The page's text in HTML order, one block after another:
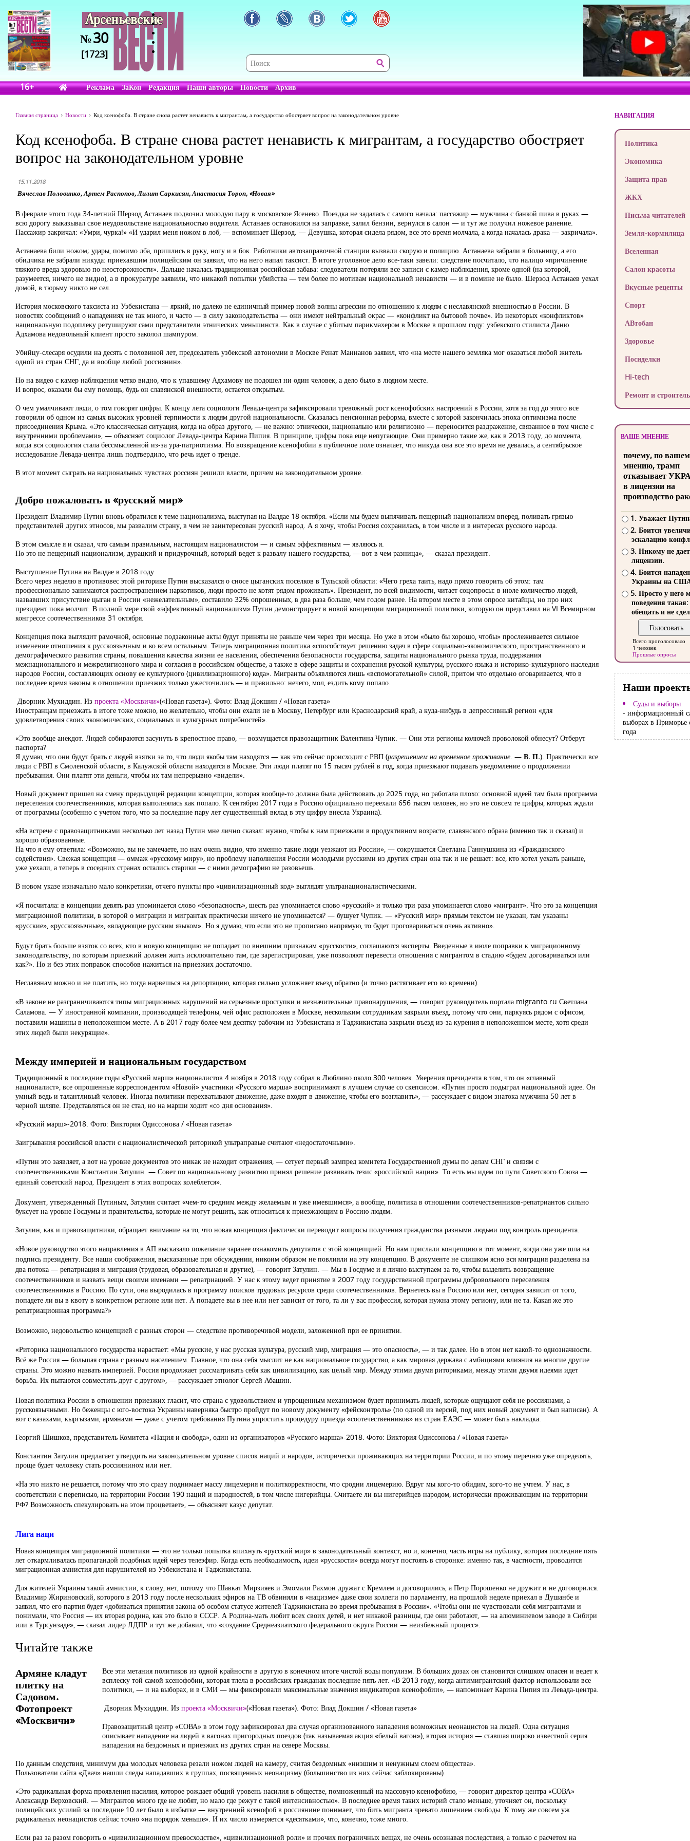
№30
[1723]
16+ Реклама ЗаКон Редакция Наши авторы Новости Архив
Главная страница Новости Код ксенофоба. В стране снова растет ненависть к мигрантам, а государство обостряет вопрос на законодательном уровне
Код ксенофоба. В стране снова растет ненависть к мигрантам, а государство обостряет
вопрос на законодательном уровне
15.11.2018
Вячеслав Половинко, Артем Распопов, Лилит Саркисян, Анастасия Тороп, «Новая»
В феврале этого года 34-летний Шерзод Астанаев подвозил молодую пару в московское Ясенево. Поездка не задалась с самого начала: пассажир — мужчина с банкой пива в руках —
всю дорогу выказывал свое неудовольствие национальностью водителя. Астанаев остановился на заправке, залил бензин, вернулся в салон — и тут же получил ножевое ранение.
Пассажир закричал: «Умри, чурка!» «И ударил меня ножом в лоб, — вспоминает Шерзод. — Девушка, которая сидела рядом, все это время молчала, а когда началась драка — закричала».
Астанаева били ножом; удары, помимо лба, пришлись в руку, ногу и в бок. Работники автозаправочной станции вызвали скорую и полицию. Астанаева забрали в больницу, а его
обидчика не забрали никуда: приехавшим полицейским он заявил, что на него напал таксист. В итоге уголовное дело все-таки завели: следствие посчитало, что налицо «причинение
тяжкого вреда здоровью по неосторожности». Дальше началась традиционная российская забава: следователи потеряли все записи с камер наблюдения, кроме одной (на которой,
разумеется, ничего не видно), а в прокуратуре заявили, что никакой попытки убийства — тем более по мотивам национальной ненависти — и в помине не было. Шерзод Астанаев уехал
домой, в тюрьму никто не сел.
История московского таксиста из Узбекистана — яркий, но далеко не единичный пример новой волны агрессии по отношению к людям с неславянской внешностью в России. В
новостях сообщений о нападениях не так много, и часто — в силу законодательства — они имеют нейтральный окрас — «конфликт на бытовой почве». Из некоторых «конфликтов»
национальную подоплеку ретушируют сами представители этнических меньшинств. Как в случае с убитым парикмахером в Москве в прошлом году: узбекского стилиста Даню
Адхамова недовольный клиент просто заколол шампуром.
Убийцу-слесаря осудили на десять с половиной лет, председатель узбекской автономии в Москве Ренат Маннанов заявил, что «на месте нашего земляка мог оказаться любой житель
одной из стран СНГ, да и вообще любой россиянин».
Но на видео с камер наблюдения четко видно, что к упавшему Адхамову не подошел ни один человек, а дело было в людном месте.
И вопрос, оказали бы ему помощь, будь он славянской внешности, остается открытым.
О чем умалчивают люди, о том говорят цифры. К концу лета социологи Левада-центра зафиксировали тревожный рост ксенофобских настроений в России, хотя за год до этого все
говорили об одном из самых высоких уровней терпимости к людям другой национальности. Сказалась пенсионная реформа, вместе с которой закончилась эпоха оптимизма после
присоединения Крыма. «Это классическая ситуация, когда на образ другого, — не важно: этнически, национально или религиозно — переносится раздражение, связанное в том числе с
внутренними проблемами», — объясняет социолог Левада-центра Карина Пипия. В принципе, цифры пока еще непугающие. Они примерно такие же, как в 2013 году, до момента,
когда вся социология стала бессмысленной из-за ура-патриотизма. Но возвращение ксенофобии в публичное поле означает, что никуда она все это время не девалась, а сентябрьское
исследование Левада-центра лишь подтвердило, что речь идет о тренде.
В этот момент сыграть на национальных чувствах россиян решили власти, причем на законодательном уровне.
Добро пожаловать в «русский мир»
Президент Владимир Путин вновь обратился к теме национализма, выступая на Валдае 18 октября. «Если мы будем выпячивать пещерный национализм вперед, поливать грязью
представителей других этносов, мы развалим страну, в чем не заинтересован русский народ. А я хочу, чтобы Россия сохранилась, в том числе и в интересах русского народа.
В этом смысле я и сказал, что самым правильным, настоящим националистом — и самым эффективным — являюсь я.
Но это не пещерный национализм, дурацкий и придурочный, который ведет к развалу нашего государства, — вот в чем разница», — сказал президент.
Выступление Путина на Валдае в 2018 году
Всего через неделю в противовес этой риторике Путин высказался о сносе цыганских поселков в Тульской области: «Чего греха таить, надо прямо говорить об этом: там
профессионально занимаются распространением наркотиков, люди просто не хотят рядом проживать». Президент, по всей видимости, читает соцопросы: в июле количество людей,
назвавших присутствие цыган в России «нежелательным», составило 32% опрошенных, в два раза больше, чем годом ранее. На втором месте в этом опросе китайцы, но про них
президент пока молчит. В полной мере свой «эффективный национализм» Путин демонстрирует в новой концепции миграционной политики, которую он представил на VI Всемирном
конгрессе соотечественников 31 октября.
Концепция пока выглядит рамочной, основные подзаконные акты будут приняты не раньше чем через три месяца. Но уже в этом «было бы хорошо, чтобы» прослеживается сильное
изменение отношения к русскоязычным и ко всем остальным. Теперь миграционная политика «способствует решению задач в сфере социально-экономического, пространственного и
демографического развития страны, повышения качества жизни ее населения, обеспечения безопасности государства, защиты национального рынка труда, поддержания
межнационального и межрелигиозного мира и согласия в российском обществе, а также в сфере защиты и сохранения русской культуры, русского языка и историко-культурного наследия
народов России, составляющих основу ее культурного (цивилизационного) кода». Мигранты объявляются лишь «вспомогательной» силой, притом что отдельно оговаривается, что в
последнее время законы в отношении приезжих только ужесточились — и правильно: нечего, мол, ездить кому попало.
Дворник Мухиддин. Из проекта «Москвичи»(«Новая газета»). Фото: Влад Докшин / «Новая газета»
Иностранцам приезжать в итоге тоже можно, но желательно, чтобы они ехали не в Москву, Петербург или Краснодарский край, а куда-нибудь в депрессивный регион «для
удовлетворения своих экономических, социальных и культурных потребностей».
«Это вообще анекдот. Людей собираются засунуть в крепостное право, — возмущается правозащитник Валентина Чупик. — Они эти регионы колючей проволокой обнесут? Отберут
паспорта?
Я думаю, что они будут брать с людей взятки за то, что люди якобы там находятся — как это сейчас происходит с РВП (разрешением на временное проживание. — В. П.). Практически все
люди с РВП в Смоленской области, в Калужской области находятся в Москве. Эти люди платят по 15 тысяч рублей в год, когда приезжают подавать уведомление о продолжении
пребывания. Они платят эти деньги, чтобы их там непрерывно «видели».
Новый документ пришел на смену предыдущей редакции концепции, которая вообще-то должна была действовать до 2025 года, но работала плохо: основной идеей там была программа
переселения соотечественников, которая выполнялась как попало. К сентябрю 2017 года в Россию официально переехали 656 тысяч человек, но это не совсем те цифры, которых ждали
от программы (особенно с учетом того, что за последние пару лет существенный вклад в эту цифру внесла Украина).
«На встрече с правозащитниками несколько лет назад Путин мне лично сказал: нужно, чтобы к нам приезжали в продуктивном возрасте, славянского образа (именно так и сказал) и
хорошо образованные.
На что я ему ответила: «Возможно, вы не замечаете, но нам очень видно, что именно такие люди уезжают из России», — сокрушается Светлана Ганнушкина из «Гражданского
содействия». Свежая концепция — оммаж «русскому миру», но проблему наполнения России молодыми русскими из других стран она так и не решает: все, кто хотел уехать раньше,
уже уехали, а теперь в соседних странах остались старики — с ними демографию не разовьешь.
В новом указе изначально мало конкретики, отчего пункты про «цивилизационный код» выглядят ультранационалистическими.
«Я посчитала: в концепции девять раз упоминается слово «безопасность», шесть раз упоминается слово «русский» и только три раза упоминается слово «мигрант». Что это за концепция
миграционной политики, в которой о миграции и мигрантах практически ничего не упоминается? — бушует Чупик. — «Русский мир» прямым текстом не указан, там указаны
«русские», «русскоязычные», «владеющие русским языком». Но я думаю, что если это не прописано напрямую, то будет проговариваться очень активно».
Будут брать больше взяток со всех, кто в новую концепцию не попадает по внешним признакам «русскости», соглашаются эксперты. Введенные в июле поправки к миграционному
законодательству, по которым приезжий должен жить исключительно там, где зарегистрирован, уже позволяют перевести отношения с мигрантом в стадию «будем договариваться или
как?». Но и без этих поправок способов нажиться на приезжих достаточно.
Неславянам можно и не платить, но тогда нарвешься на депортацию, которая сильно усложняет въезд обратно (и точно растягивает его во времени).
«В законе не разграничиваются типы миграционных нарушений на серьезные проступки и незначительные правонарушения, — говорит руководитель портала migranto.ru Светлана
Саламова. — У иностранной компании, производящей телефоны, чей офис расположен в Москве, нескольким сотрудникам закрыли въезд, потому что они, паркуясь рядом с офисом,
поставили машины в неположенном месте. А в 2017 году более чем десятку рабочим из Узбекистана и Таджикистана закрыли въезд из-за курения в неположенном месте, хотя среди
этих людей были некурящие».
Между империей и национальным государством
Традиционный в последние годы «Русский марш» националистов 4 ноября в 2018 году собрал в Люблино около 300 человек. Уверения президента в том, что он «главный
националист», все опрошенные корреспондентом «Новой» участники «Русского марша» воспринимают в лучшем случае со скепсисом. «Путин просто подыграл национальной идее. Он
умный ведь и талантливый человек. Иногда политики перехватывают движение, даже входят в движение, чтобы его возглавить», — рассуждает с видом знатока мужчина 50 лет в
черной шляпе. Представляться он не стал, но на марши ходит «со дня основания».
«Русский марш»-2018. Фото: Виктория Одиссонова / «Новая газета»
Заигрывания российской власти с националистической риторикой ультраправые считают «недостаточными».
«Путин это заявляет, а вот на уровне документов это никак не находит отражения, — сетует первый зампред комитета Государственной думы по делам СНГ и связям с
соотечественниками Константин Затулин. — Совет по национальному развитию принял решение развивать тезис «российской нации». То есть мы идем по пути Советского Союза —
единый советский народ. Президент в этих вопросах колеблется».
Документ, утвержденный Путиным, Затулин считает «чем-то средним между желаемым и уже имевшимся», а вообще, политика в отношении соотечественников-репатриантов сильно
буксует на уровне Госдумы и правительства, которые не могут решить, как относиться к приезжающим в Россию людям.
Затулин, как и правозащитники, обращает внимание на то, что новая концепция фактически переводит вопросы получения гражданства разными людьми под контроль президента.
«Новое руководство этого направления в АП высказало пожелание заранее ознакомить депутатов с этой концепцией. Но нам прислали концепцию в тот момент, когда она уже шла на
подпись президенту. Все наши соображения, высказанные при обсуждении, никоим образом не повлияли на эту концепцию. В документе не слишком ясно вся миграция разделена на
два потока — репатриация и миграция (трудовая, образовательная и другие), — говорит Затулин. — Мы в Госдуме и я лично выступаем за то, чтобы выделить возвращение
соотечественников и назвать вещи своими именами — репатриацией. У нас к этому ведет принятие в 2007 году государственной программы добровольного переселения
соотечественников в Россию. По сути, она выродилась в программу поисков трудовых ресурсов среди соотечественников. Вернетесь вы в Россию или нет, сегодня зависит от того,
попадете ли вы в квоту в конкретном регионе или нет. А попадете вы в нее или нет зависит от того, та ли у вас профессия, которая нужна этому региону, или не та. Какая же это
репатриационная программа?»
Возможно, недовольство концепцией с разных сторон — следствие противоречивой модели, заложенной при ее принятии.
«Риторика национального государства нарастает: «Мы русские, у нас русская культура, русский мир, миграция — это опасность», — и так далее. Но в этом нет какой-то однозначности.
Всё же Россия — большая страна с разным населением. Главное, что она себя мыслит не как национальное государство, а как мировая держава с амбициями влияния на многие другие
страны. Это можно назвать империей. Россия продолжает рассматривать себя как цивилизацию, как целый мир. Между этими двумя риториками, между этими двумя идеями идет
борьба. Их пытаются совместить друг с другом», — рассуждает этнолог Сергей Абашин.
Новая политика России в отношении приезжих гласит, что страна с удовольствием и упрощенным механизмом будет принимать людей, которые ощущают себя не россиянами, а
русскоязычными. Но беженцы с юго-востока Украины наверняка быстро пройдут по новому документу «фейсконтроль» (по одной из версий, под них новый документ и был написан). А
вот с казахами, кыргызами, армянами — даже с учетом требования Путина упростить процедуру приезда «соотечественников» из стран ЕАЭС — может быть накладка.
Георгий Шишков, представитель Комитета «Нация и свобода», один из организаторов «Русского марша»-2018. Фото: Виктория Одиссонова / «Новая газета»
Константин Затулин предлагает утвердить на законодательном уровне список наций и народов, исторически проживающих на территории России, и по этому перечню уже определять,
проще будет человеку стать россиянином или нет.
«На это никто не решается, потому что это сразу поднимает массу лицемерия и политкорректности, что сродни лицемерию. Вдруг мы кого-то обидим, кого-то не учтем. У нас, в
соответствии с переписью, на территории России 190 наций и народностей, в том числе нигерийцы. Считаете ли вы нигерийцев народом, исторически проживающим на территории
РФ? Возможность спекулировать на этом процветает», — объясняет казус депутат.
Лига наци
Новая концепция миграционной политики — это не только попытка впихнуть «русский мир» в законодательный контекст, но и, конечно, часть игры на публику, которая последние пять
лет откармливалась пропагандой подобных идей через телеэфир. Когда есть необходимость, идеи «русскости» всегда могут постоять в сторонке: именно так, в частности, проводится
миграционная амнистия для нарушителей из Узбекистана и Таджикистана.
Для жителей Украины такой амнистии, к слову, нет, потому что Шавкат Мирзияев и Эмомали Рахмон дружат с Кремлем и договорились, а Петр Порошенко не дружит и не договорился.
Владимир Жириновский, которого в 2013 году после нескольких эфиров на ТВ обвиняли в «нацизме» даже свои коллеги по парламенту, на прошлой неделе приехал в Душанбе и
заявил, что его партия будет «добиваться принятия закона об особом статусе жителей Таджикистана во время пребывания в России». «Чтобы они не чувствовали себя мигрантами и
понимали, что Россия — их вторая родина, как это было в СССР. А Родина-мать любит всех своих детей, и нет никакой разницы, где они работают, — на алюминиевом заводе в Сибири
или в Турсунзаде», — сказал лидер ЛДПР и тут же добавил, что «создание Среднеазиатского федерального округа России — неизбежный процесс».
Читайте также
Армяне кладут
плитку на
Садовом.
Фотопроект
«Москвичи»
Все эти метания политиков из одной крайности в другую в конечном итоге чистой воды популизм. В больших дозах он становится слишком опасен и ведет к
всплеску той самой ксенофобии, которая тлела в российских гражданах последние пять лет. «В 2013 году, когда антимигрантский фактор использовали все
политики, — и на выборах, и в СМИ — мы фиксировали максимальные значения индикаторов ксенофобии», — напоминает Карина Пипия из Левада-центра.
Дворник Мухиддин. Из проекта «Москвичи»(«Новая газета»). Фото: Влад Докшин / «Новая газета»
Правозащитный центр «СОВА» в этом году зафиксировал два случая организованного нападения возможных неонацистов на людей. Одна ситуация
описывает нападение на людей в вагонах пригородных поездов (так называемая акция «белый вагон»), вторая история — ставшая широко известной серия
нападения на бездомных и приезжих из других стран на севере Москвы.
По данным следствия, минимум два молодых человека резали ножом людей на камеру, считая бездомных «низшим и ненужным слоем общества».
Пользователи сайта «Двач» нашли следы нападавших в группах, посвященных неонацизму (большинство из них сейчас заблокированы).
«Это радикальная форма проявления насилия, которое рождает общий уровень насилия в обществе, помноженный на массовую ксенофобию, — говорит директор центра «СОВА»
Александр Верховский. — Мигрантов много где не любят, но мало где режут с такой интенсивностью». В последнее время таких историй стало меньше, уточняет он, поскольку
полицейских усилий за последние 10 лет было в избытке — внутренний ксенофоб в россиянине понимает, что бить мигранта чревато лишением свободы. К тому же совсем уж
радикальных неонацистов сейчас точно «на порядок меньше». И их число измеряется «десятками», что, конечно, тоже много.
Если раз за разом говорить о «цивилизационном превосходстве», «цивилизационной роли» и прочих пограничных вещах, не очень осознавая последствия, а только с расчетом на
НАВИГАЦИЯ
Политика
Экономика
Защита прав
ЖКХ
Письма читателей
Земля-кормилица
Вселенная
Салон красоты
Вкусные рецепты
Спорт
АВтобан
Здоровье
Посиделки
Hi-tech
Ремонт и
ВАШЕ МНЕНИЕ
почему, по
мнению, трамп
отказывает
в лицензии на
производство
1. Уважает
2. Боится
эскалацию
3. Никому не
лицензии.
4. Боится
Украины на
5. Просто у него
поведения такая:
обещать и не
Всего проголосовало
1 человек
Прошлые опросы
Наши
Суды и выборы
- информационный
выборах в Приморье
года